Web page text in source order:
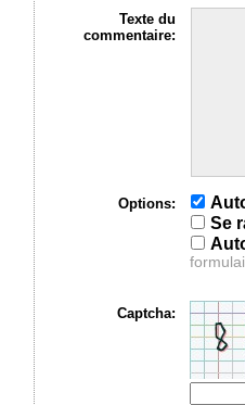
Texte du
commentaire:
Options:
Se
Captcha: